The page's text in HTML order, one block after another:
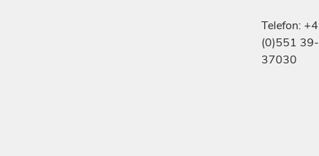
Telefon:
(0)551 39-
37030